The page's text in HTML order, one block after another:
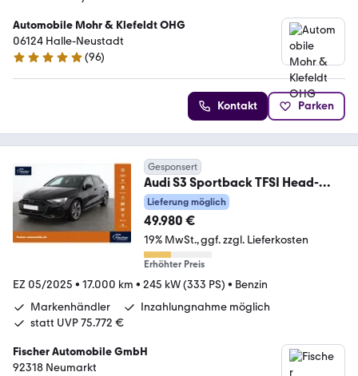
Automobile Mohr & Klefeldt OHG
06124 Halle-Neustadt
4.8 Sterne
(96)
Kontakt Parken
Gesponsert
Audi S3 Sportback TFSI Head-
up/VCP/LED/NAV/SONOS
Lieferung möglich
49.980 €
19% MwSt. ggf. zzgl. Lieferkosten
Erhöhter Preis
EZ 05/2025 • 17.000 km • 245 kW (333 PS) • Benzin
Markenhändler
Inzahlungnahme möglich
statt UVP 75.772 €
Fischer Automobile GmbH
92318 Neumarkt